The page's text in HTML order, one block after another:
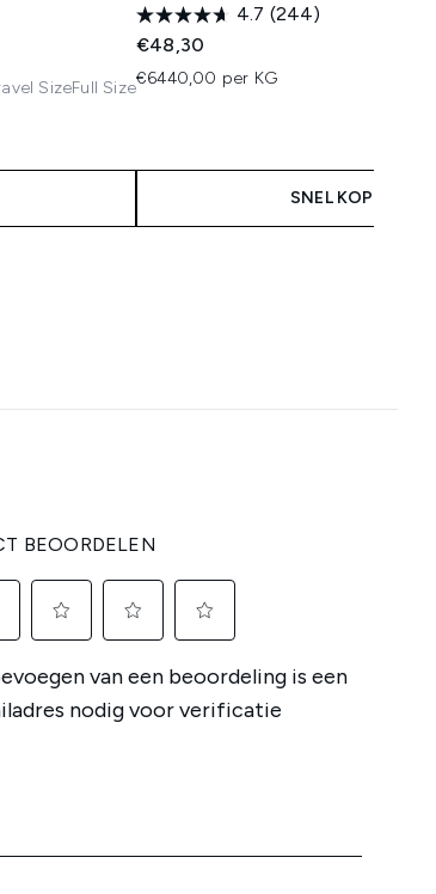
SizeFull Size
4.7 (244)
€48,30
€6440,00 per KG
SNEL KOPEN